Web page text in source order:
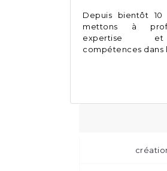
Depuis bientôt 10
mettons à
expertise
compétences dans